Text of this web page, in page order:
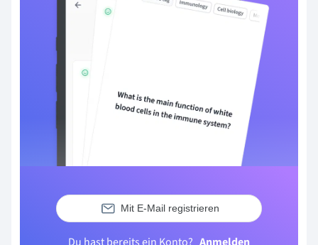
Mit E-Mail registrieren
Du hast bereits ein Konto? Anmelden